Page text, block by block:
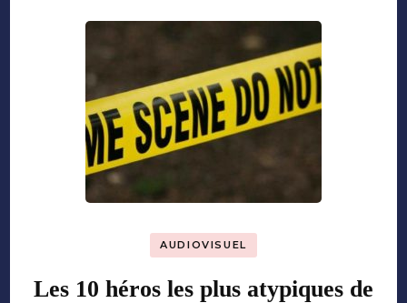
AUDIOVISUEL
Les 10 héros les plus atypiques de